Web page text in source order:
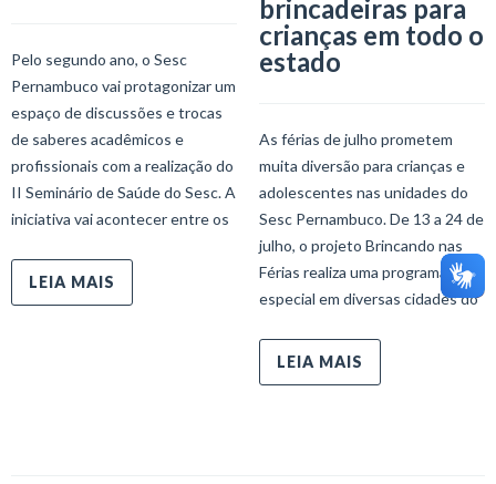
Pelo segundo ano, o Sesc
Pernambuco vai protagonizar um
espaço de discussões e trocas
de saberes acadêmicos e
profissionais com a realização do
II Seminário de Saúde do Sesc. A
iniciativa vai acontecer entre os
LEIA MAIS
brincadeiras para
crianças em todo o
estado
As férias de julho prometem
muita diversão para crianças e
adolescentes nas unidades do
Sesc Pernambuco. De 13 a 24 de
julho, o projeto Brincando nas
Férias realiza uma programação
especial em diversas cidades do
LEIA MAIS